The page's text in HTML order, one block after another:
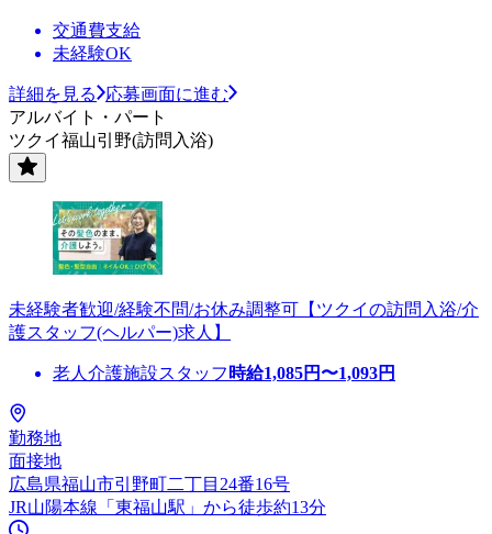
交通費支給
未経験OK
詳細を見る
応募画面に進む
アルバイト・パート
ツクイ福山引野(訪問入浴)
未経験者歓迎/経験不問/お休み調整可【ツクイの訪問入浴/介
護スタッフ(ヘルパー)求人】
老人介護施設スタッフ 時給1,085円〜1,093円
勤務地
面接地
広島県福山市引野町二丁目24番16号
JR山陽本線「東福山駅」から徒歩約13分